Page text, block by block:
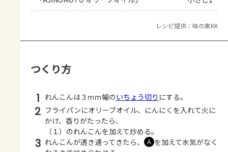
レシピ提供：味の素KK
つくり方
1 れんこんは３ｍｍ幅のいちょう切り にする。
2 フライパンにオリーブオイル、にんにくを入れて火に
かけ、香りがたったら、
（１）のれんこんを加えて炒める。
3 れんこんが透き通ってきたら、 Ａ を加えて水気がなく